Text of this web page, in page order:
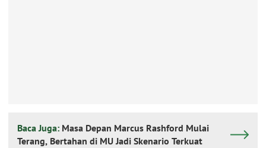
Baca Juga: Masa Depan Marcus Rashford Mulai
Terang, Bertahan di MU Jadi Skenario Terkuat